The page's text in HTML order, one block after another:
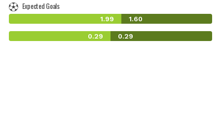
Expected Goals
1.99 1.60
0.29 0.29